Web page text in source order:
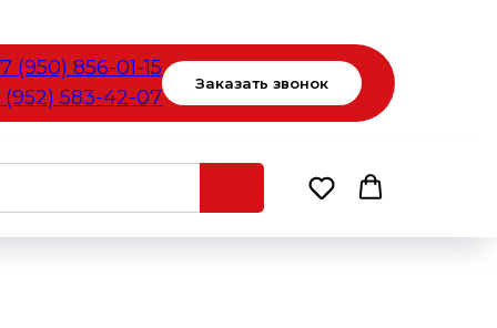
(950) 856-01-15
(952) 583-42-07
Заказать звонок